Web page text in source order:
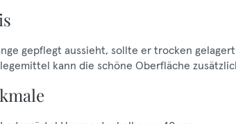
gepflegt aussieht, sollte er trocken
kann die schöne Oberfläche